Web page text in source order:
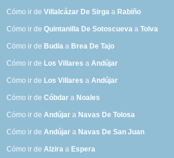
Cómo ir deVillalcázar De Sirga a Rabiño
Cómo ir deQuintanilla De Sotoscueva aTolva
Cómo ir de Budia a Brea De Tajo
Cómo ir de Los Villares aAndújar
Cómo ir de Los Villares aAndújar
Cómo ir deCóbdar a Noales
Cómo ir deAndújar a Navas De Tolosa
Cómo ir deAndújar a Navas De San Juan
Cómo ir deAlzira a Espera